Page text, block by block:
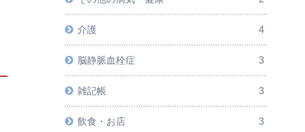
介護 4
脳静脈血栓症 3
雑記帳 3
飲食・お店 3